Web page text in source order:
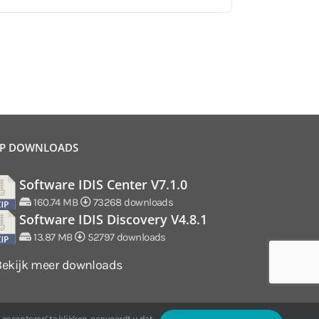
DOWNLOADS
Software IDIS Center V7.1.0
160.74 MB 73268 downloads
Software IDIS Discovery V4.8.1
13.87 MB 52797 downloads
meer downloads